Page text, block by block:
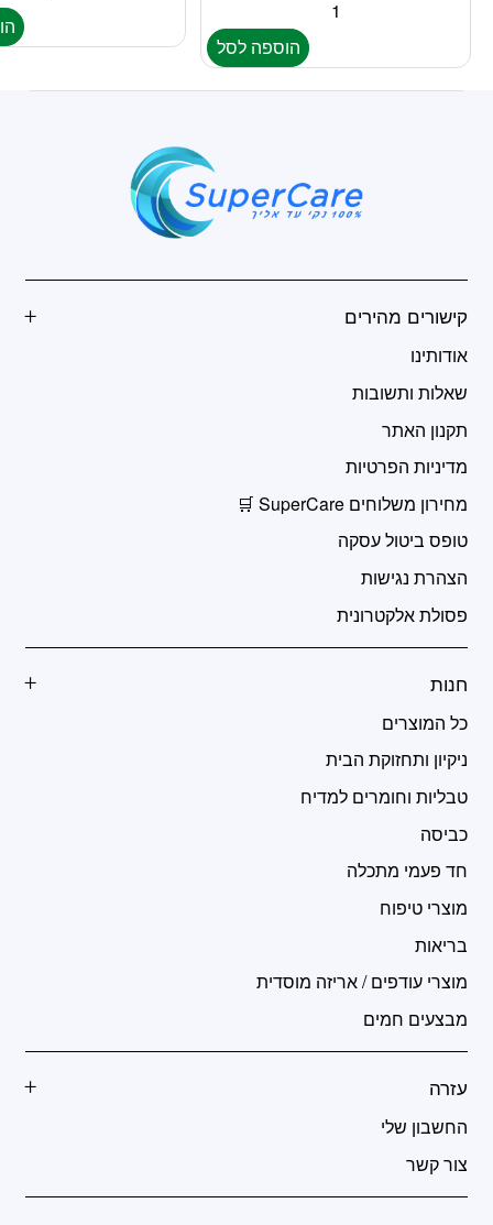
הוספה לסל
קישורים מהירים
אודותינו
שאלות ותשובות
תקנון האתר
מדיניות הפרטיות
מחירון משלוחים SuperCare 🛒
טופס ביטול עסקה
הצהרת נגישות
פסולת אלקטרונית
חנות
כל המוצרים
ניקיון ותחזוקת הבית
טבליות וחומרים למדיח
כביסה
חד פעמי מתכלה
מוצרי טיפוח
בריאות
מוצרי עודפים / אריזה מוסדית
מבצעים חמים
עזרה
החשבון שלי
צור קשר